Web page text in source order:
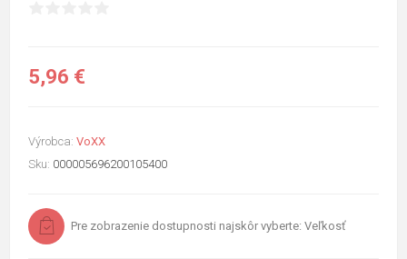
5,96 €
Výrobca: VoXX
Sku: 000005696200105400
Pre zobrazenie dostupnosti najskôr vyberte: Veľkosť